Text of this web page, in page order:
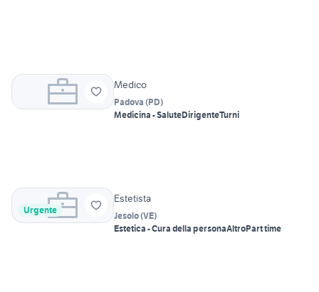
Medico
Padova (PD)
Medicina - SaluteDirigenteTurni
Urgente
Estetista
Jesolo(VE)
Estetica - Cura della personaAltroPart time